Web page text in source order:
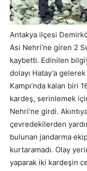
Antakya ilçesi
Asi Nehri’ne giren 2
kaybetti. Edinilen
dolayı Hatay’a
Kampı’nda kalan biri
kardeş, serinlemek
Nehri’ne girdi.
çevredekilerden
bulunan jandarma
kurtaramadı. Olay
yaparak iki kardeşin